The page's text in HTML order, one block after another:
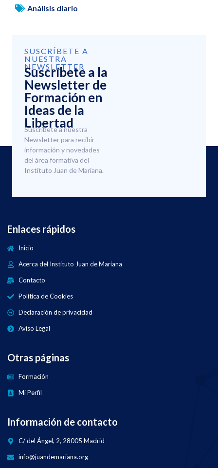
Análisis diario
SUSCRÍBETE A
NUESTRA
NEWSLETTER
Suscríbete a la
Newsletter de
Formación en
Ideas de la
Libertad
Suscríbete a nuestra
Newsletter para recibir
información y novedades
del área formativa del
Instituto Juan de Mariana.
Enlaces rápidos
Inicio
Acerca del Instituto Juan de Mariana
Contacto
Política de Cookies
Declaración de privacidad
Aviso Legal
Otras páginas
Formación
Mi Perfil
Información de contacto
C/ del Ángel, 2, 28005 Madrid
info@juandemariana.org